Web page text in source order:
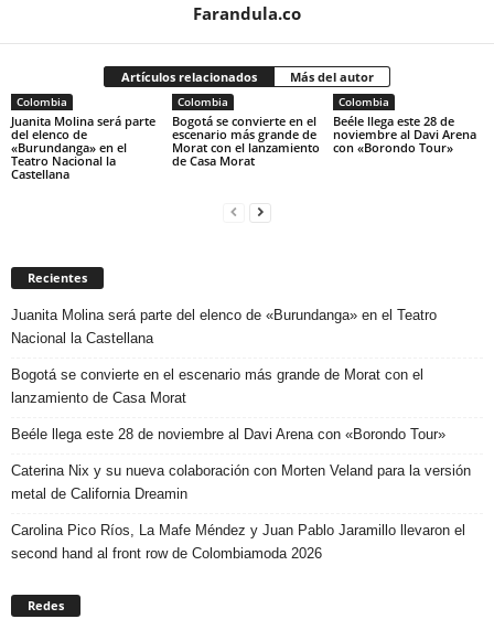
Farandula.co
Artículos relacionados Más del autor
Colombia
Juanita Molina será parte
del elenco de
«Burundanga» en el
Teatro Nacional la
Castellana
Colombia
Bogotá se convierte en el
escenario más grande de
Morat con el lanzamiento
de Casa Morat
Colombia
Beéle llega este 28 de
noviembre al Davi Arena
con «Borondo Tour»
Recientes
Juanita Molina será parte del elenco de «Burundanga» en el Teatro
Nacional la Castellana
Bogotá se convierte en el escenario más grande de Morat con el
lanzamiento de Casa Morat
Beéle llega este 28 de noviembre al Davi Arena con «Borondo Tour»
Caterina Nix y su nueva colaboración con Morten Veland para la versión
metal de California Dreamin
Carolina Pico Ríos, La Mafe Méndez y Juan Pablo Jaramillo llevaron el
second hand al front row de Colombiamoda 2026
Redes